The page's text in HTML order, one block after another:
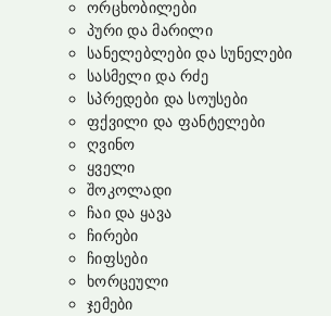
ორცხობილები
პური და მარილი
სანელებლები და სუნელები
სასმელი და რძე
სპრედები და სოუსები
ფქვილი და ფანტელები
ღვინო
ყველი
შოკოლადი
ჩაი და ყავა
ჩირები
ჩიფსები
ხორცეული
ჯემები